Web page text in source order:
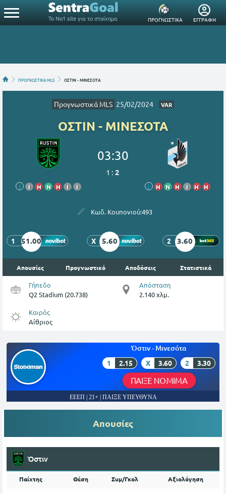
Το Νο1 site για το στοίχημα ΠΡΟΓΝΩΣΤΙΚΑ ΕΓΓΡΑΦΗ
ΠΡΟΓΝΩΣΤΙΚΑ MLS ΟΣΤΙΝ - ΜΙΝΕΣΟΤΑ
Προγνωστικά MLS 25/02/2024 VAR
ΟΣΤΙΝ - ΜΙΝΕΣΟΤΑ
i Ι Η Ν Η Ι Ι
03:30
1 :2
i Η Ν Η Ι Η Η
Κωδ. Κουπονιού:493
1 51.00 X 5.60 2 3.60
Απουσίες Προγνωστικό Αποδόσεις Στατιστικά
Γήπεδο
Q2 Stadium (20.738)
Απόσταση
2.140 χλμ.
Καιρός
Αίθριος
Όστιν - Μινεσότα
1 2.15 X 3.60 2 3.30
ΠΑΙΞΕ ΝΟΜΙΜΑ
ΕΕΕΠ | 21+ | ΠΑΙΞΕ ΥΠΕΥΘΥΝΑ
Απουσίες
Όστιν
Παίχτης Θέση Συμ/Γκολ Αξιολόγηση